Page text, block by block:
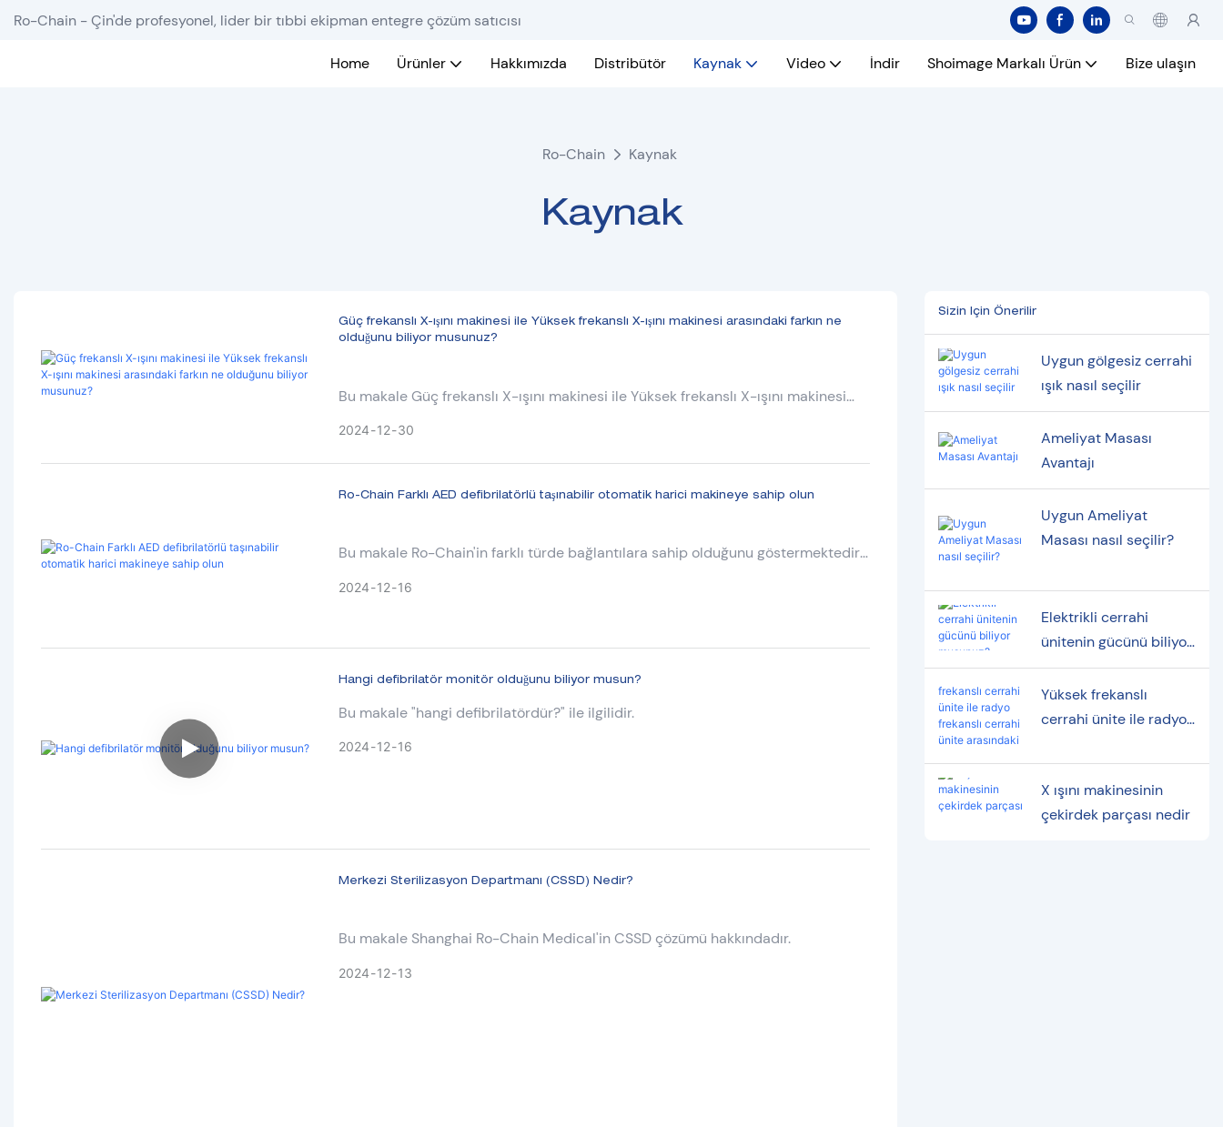
Ro-Chain - Çin'de profesyonel, lider bir tıbbi ekipman entegre çözüm satıcısı
Home Ürünler Hakkımızda Distribütör Kaynak Video İndir Shoimage Markalı Ürün Bize ulaşın
Ro-Chain Kaynak
Kaynak
Güç frekanslı X-ışını makinesi ile Yüksek frekanslı X-ışını makinesi arasındaki farkın ne
olduğunu biliyor musunuz?
Bu makale Güç frekanslı X-ışını makinesi ile Yüksek frekanslı X-ışını makinesi
arasındaki farkla ilgilidir.
2024 12 30
Ro-Chain Farklı AED defibrilatörlü taşınabilir otomatik harici makineye sahip olun
Bu makale Ro-Chain'in farklı türde bağlantılara sahip olduğunu göstermektedir.
2024 12 16
Hangi defibrilatör monitör olduğunu biliyor musun?
Bu makale "hangi defibrilatördür?" ile ilgilidir.
2024 12 16
Merkezi Sterilizasyon Departmanı (CSSD) Nedir?
Bu makale Shanghai Ro-Chain Medical'in CSSD çözümü hakkındadır.
2024 12 13
Sizin Için Önerilir
Uygun gölgesiz cerrahi
ışık nasıl seçilir
Ameliyat Masası
Avantajı
Uygun Ameliyat
Masası nasıl seçilir?
Elektrikli cerrahi
ünitenin gücünü biliyor
musunuz?
Yüksek frekanslı
cerrahi ünite ile radyo
arasındaki fark
X ışını makinesinin
çekirdek parçası nedir